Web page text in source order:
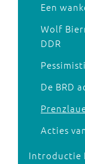
Een
Wolf
DDR
De BRD
Acties
Introductie